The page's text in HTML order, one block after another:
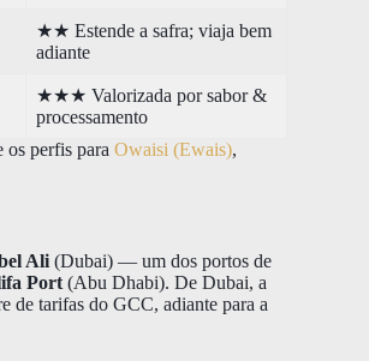
★★ Estende a safra; viaja bem
adiante
★★★ Valorizada por sabor &
processamento
os perfis para Owaisi (Ewais),
Ali (Dubai) — um dos portos de
Port (Abu Dhabi). De Dubai, a
de tarifas do GCC, adiante para a